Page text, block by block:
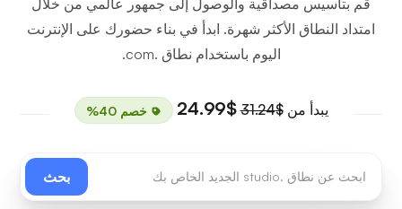
قم بتأسيس مصداقية والوصول إلى جمهور عالمي من خلال
امتداد النطاق الأكثر شهرة. ابدأ في بناء حضورك على الإنترنت
اليوم باستخدام نطاق .com.
يبدأ من$31.24
$24.99 خصم 40%
بحث